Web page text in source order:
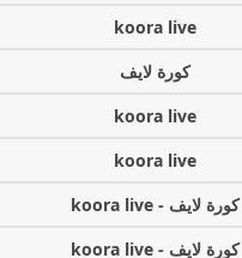
koora live
كورة لايف
koora live
koora live
كورة لايف - koora live
كورة لايف - koora live